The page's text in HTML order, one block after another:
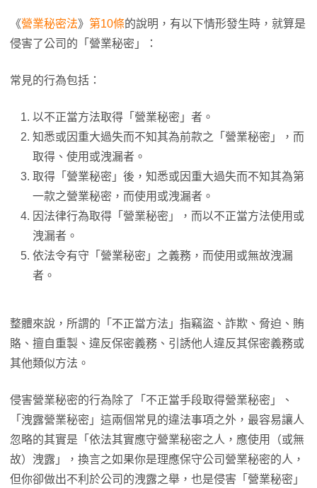
《營業秘密法》 第10條的說明，有以下情形發生時，就算是
侵害了公司的「營業秘密」：
常見的行為包括：
以不正當方法取得「營業秘密」者。
知悉或因重大過失而不知其為前款之「營業秘密」，而
取得、使用或洩漏者。
取得「營業秘密」後，知悉或因重大過失而不知其為第
一款之營業秘密，而使用或洩漏者。
因法律行為取得「營業秘密」，而以不正當方法使用或
洩漏者。
依法令有守「營業秘密」之義務，而使用或無故洩漏
者。
整體來說，所謂的「不正當方法」指竊盜、詐欺、脅迫、賄
賂、擅自重製、違反保密義務、引誘他人違反其保密義務或
其他類似方法。
侵害營業秘密的行為除了「不正當手段取得營業秘密」、
「洩露營業秘密」這兩個常見的違法事項之外，最容易讓人
忽略的其實是「依法其實應守營業秘密之人，應使用（或無
故）洩露」，換言之如果你是理應保守公司營業秘密的人，
但你卻做出不利於公司的洩露之舉，也是侵害「營業秘密」